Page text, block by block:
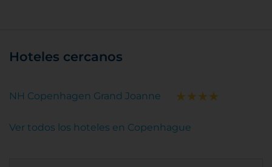
Hoteles cercanos
NH Copenhagen Grand Joanne
Ver todos los hoteles en Copenhague